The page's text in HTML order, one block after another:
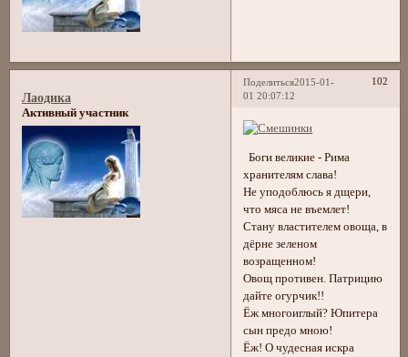
Поделиться 102
2015-01-
01 20:07:12
Лаодика
Активный участник
Боги великие - Рима
хранителям слава!
Не уподоблюсь я дщери,
что мяса не въемлет!
Стану властителем овоща, в
дёрне зеленом
возращенном!
Овощ противен. Патрицию
дайте огурчик!!
Ёж многоиглый? Юпитера
сын предо мною!
Ёж! О чудесная искра